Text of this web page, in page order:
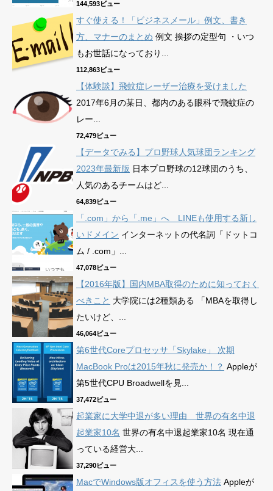
144,593ビュー
すぐ使える！「ビジネスメール」例文、書き
方、マナーのまとめ 例文 挨拶の定型句 ・いつ
もお世話になっており...
112,863ビュー
【体験談】飛蚊症レーザー治療を受けました
2017年6月の某日、都内のある眼科で飛蚊症の
レー...
72,479ビュー
【データでみる】プロ野球人気球団ランキング
2023年最新版 日本プロ野球の12球団のうち、
人気のあるチームはど...
64,839ビュー
「.com」から「.me」へ LINEも使用する新し
いドメイン インターネットの代名詞「ドットコ
ム / .com」...
47,078ビュー
【2016年版】国内MBA取得のために知っておく
べきこと 大学院には2種類ある 「MBAを取得し
たいけど、...
46,064ビュー
第6世代Coreプロセッサ「Skylake」 次期
MacBook Proは2015年秋に発売か！？ Appleが
第5世代CPU Broadwellを見...
37,472ビュー
起業家に大学中退が多い理由 世界の有名中退
起業家10名 世界の有名中退起業家10名 現在通
っている経営大...
37,290ビュー
MacでWindows版オフィスを使う方法 Appleが